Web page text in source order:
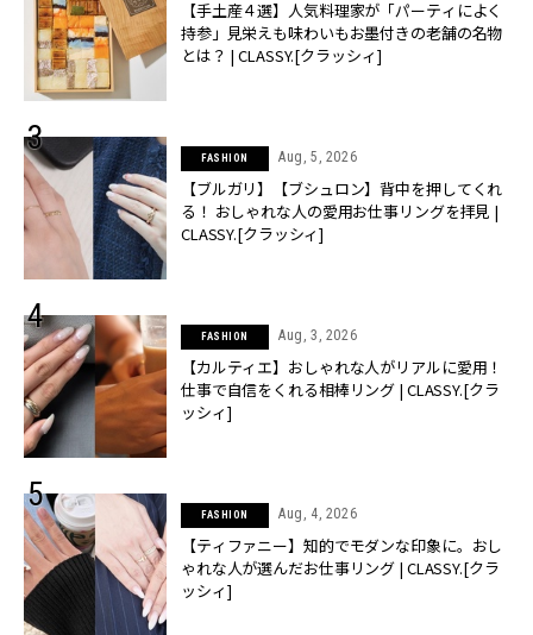
【手土産４選】人気料理家が「パーティによく
持参」見栄えも味わいもお墨付きの老舗の名物
とは？ | CLASSY.[クラッシィ]
FASHION Aug, 5, 2026
【ブルガリ】【ブシュロン】背中を押してくれ
る！ おしゃれな人の愛用お仕事リングを拝見 |
CLASSY.[クラッシィ]
FASHION Aug, 3, 2026
【カルティエ】おしゃれな人がリアルに愛用！
仕事で自信をくれる相棒リング | CLASSY.[クラ
ッシィ]
FASHION Aug, 4, 2026
【ティファニー】知的でモダンな印象に。おし
ゃれな人が選んだお仕事リング | CLASSY.[クラ
ッシィ]